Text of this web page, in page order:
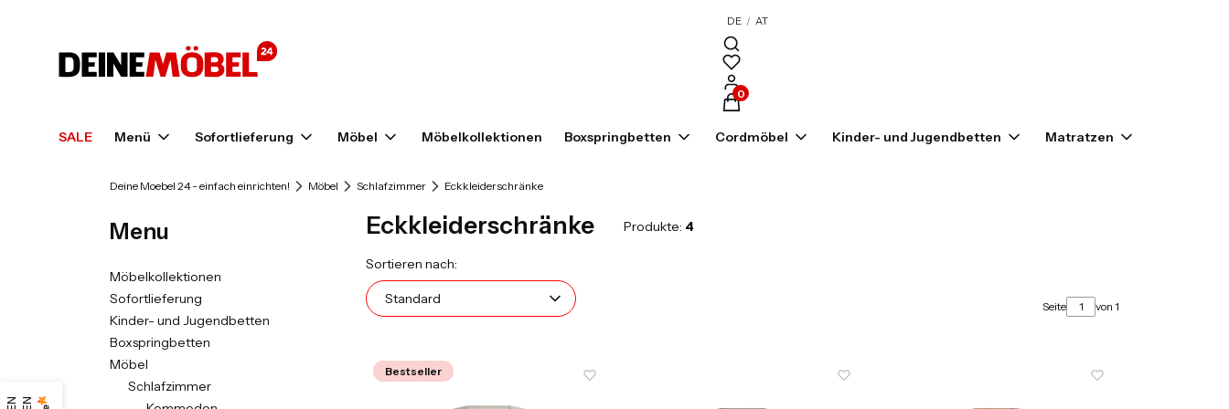
DE / AT
Produkte im Warenkorb: 0. Details anzeigen
SALE Menü Sofortlieferung Möbel Möbelkollektionen Boxspringbetten Cordmöbel Kinder- und Jugendbetten Matratzen
Deine Moebel 24 - einfach einrichten! Möbel Schlafzimmer Eckkleiderschränke
Menu
Möbelkollektionen
Sofortlieferung
Kinder- und Jugendbetten
Boxspringbetten
Möbel
Schlafzimmer
Eckkleiderschränke Produkte: 4
Produktliste
Sortieren nach:
Standard Seite von 1
Bestseller